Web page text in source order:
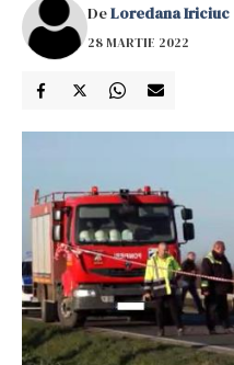
DeLoredana Iriciuc
28 MARTIE 2022